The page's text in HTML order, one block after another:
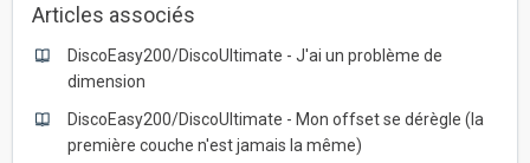
Articles associés
DiscoEasy200/DiscoUltimate - J'ai un problème de
dimension
DiscoEasy200/DiscoUltimate - Mon offset se dérègle (la
première couche n'est jamais la même)